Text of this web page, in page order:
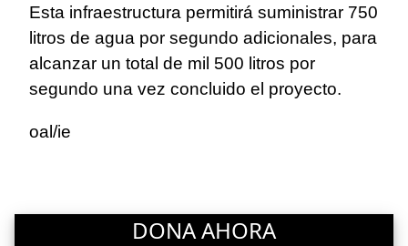
Esta infraestructura permitirá suministrar 750
litros de agua por segundo adicionales, para
alcanzar un total de mil 500 litros por
segundo una vez concluido el proyecto.
oal/ie
DONA AHORA